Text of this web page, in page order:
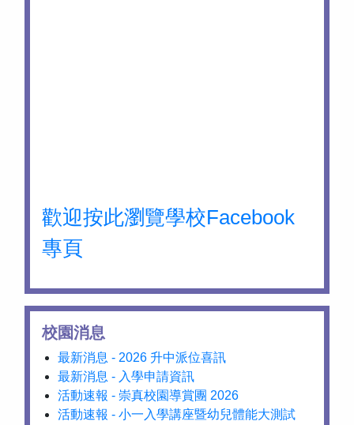
歡迎按此瀏覽學校Facebook
專頁
校園消息
最新消息 - 2026 升中派位喜訊
最新消息 - 入學申請資訊
活動速報 - 崇真校園導賞團 2026
活動速報 - 小一入學講座暨幼兒體能大測試